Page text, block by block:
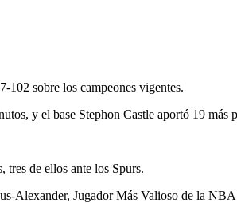
102 sobre los campeones vigentes.
y el base Stephon Castle aportó 19 más
tres de ellos ante los Spurs.
Alexander, Jugador Más Valioso de la